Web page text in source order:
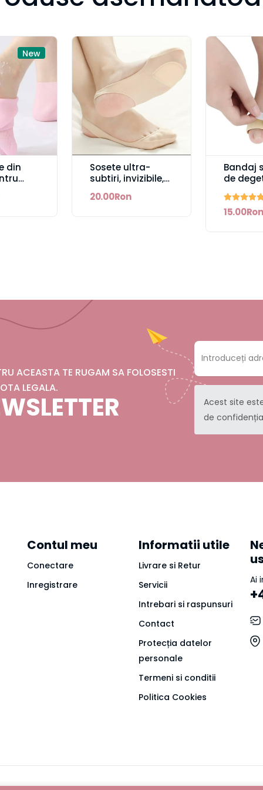
New
din
Sosete ultra-
subtiri, invizibile,
20.00Ron
Bandaj
de
15.00Ron
ACEASTA TE RUGAM SA FOLOSESTI
LEGALA.
Acest site
de
Contul meu
Conectare
Inregistrare
Informatii utile
Livrare si Retur
Servicii
Intrebari si raspunsuri
Contact
Protecția datelor
personale
Termeni si conditii
Politica Cookies
Ai